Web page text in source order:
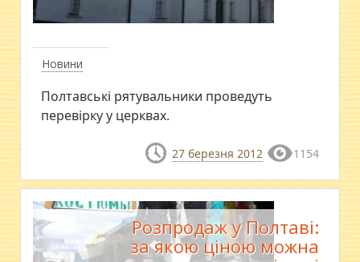
Новини
Полтавські рятувальники проведуть
перевірку у церквах.
27 березня 2012 1154
Розпродаж у Полтаві:
за якою ціною можна